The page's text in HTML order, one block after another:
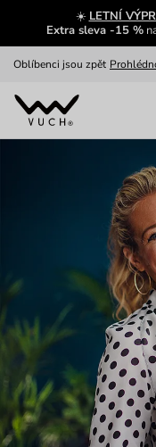
☀️ LETNÍ
Extra sleva -15 %
Oblíbenci jsou zpět
Nech se inspirovat Ukázat